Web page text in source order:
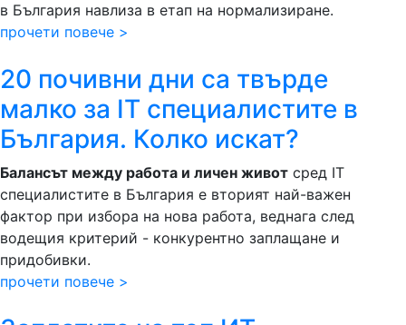
в България навлиза в етап на нормализиране.
прочети повече >
20 почивни дни са твърде
малко за IT специалистите в
България. Колко искат?
Балансът между работа и личен живот сред IT
специалистите в България е вторият най-важен
фактор при избора на нова работа, веднага след
водещия критерий - конкурентно заплащане и
придобивки.
прочети повече >